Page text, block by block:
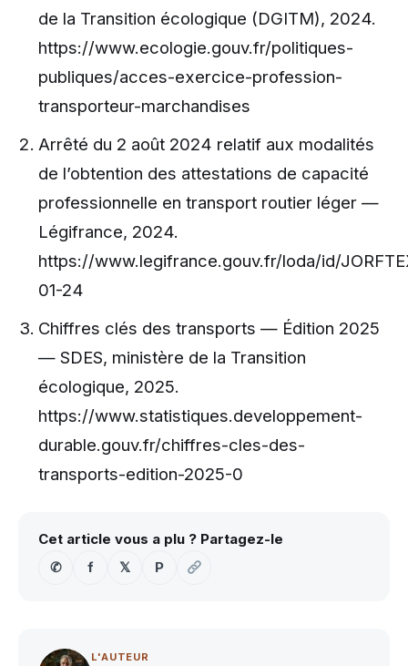
de la Transition écologique (DGITM), 2024.
https://www.ecologie.gouv.fr/politiques-
publiques/acces-exercice-profession-
transporteur-marchandises
Arrêté du 2 août 2024 relatif aux modalités
de l’obtention des attestations de capacité
professionnelle en transport routier léger —
Légifrance, 2024.
https://www.legifrance.gouv.fr/loda/id/
01-24
Chiffres clés des transports — Édition 2025
— SDES, ministère de la Transition
écologique, 2025.
https://www.statistiques.developpement-
durable.gouv.fr/chiffres-cles-des-
transports-edition-2025-0
Cet article vous a plu ? Partagez-le
✆
f 𝕏 P
L'AUTEUR